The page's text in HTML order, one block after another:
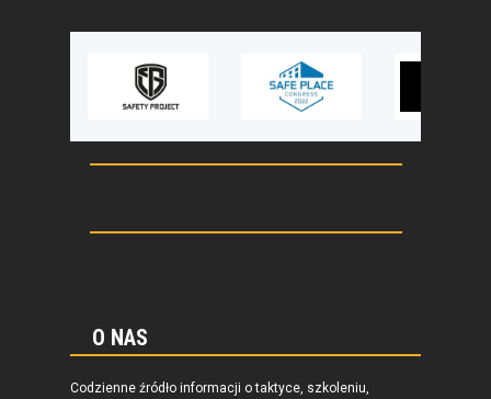
O NAS
Codzienne źródło informacji o taktyce, szkoleniu,